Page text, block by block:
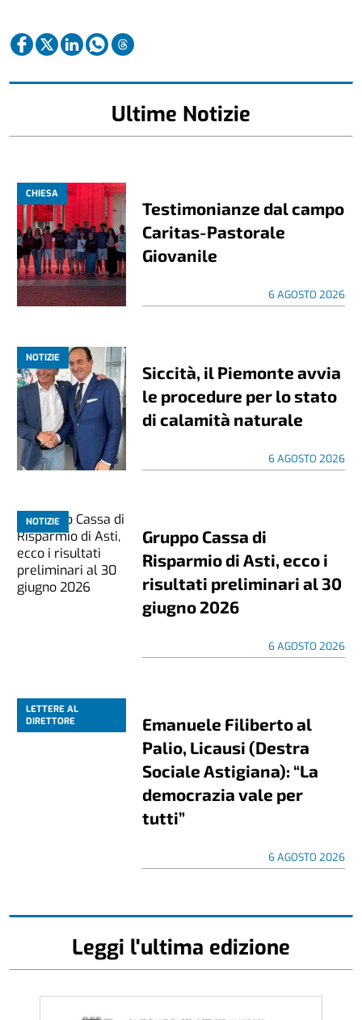
Ultime Notizie
CHIESA
Testimonianze dal campo
Caritas-Pastorale
Giovanile
6 AGOSTO 2026
NOTIZIE
Siccità, il Piemonte avvia
le procedure per lo stato
di calamità naturale
6 AGOSTO 2026
NOTIZIE
Gruppo Cassa di
Risparmio di Asti, ecco i
risultati preliminari al 30
giugno 2026
6 AGOSTO 2026
LETTERE AL
DIRETTORE
Emanuele Filiberto al
Palio, Licausi (Destra
Sociale Astigiana): “La
democrazia vale per
tutti”
6 AGOSTO 2026
Leggi l'ultima edizione